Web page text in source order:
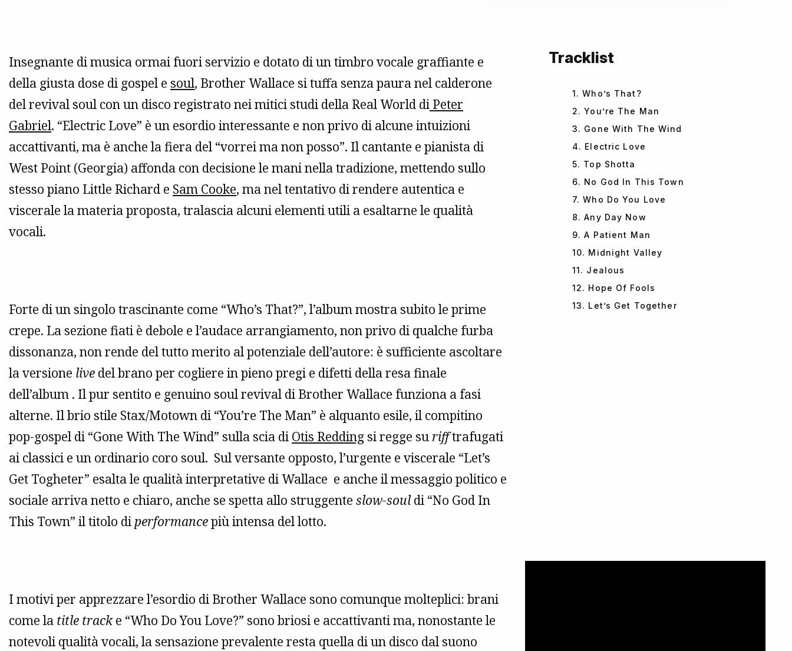
Insegnante di musica ormai fuori servizio e dotato di un timbro vocale graffiante e
della giusta dose di gospel e soul, Brother Wallace si tuffa senza paura nel calderone
del revival soul con un disco registrato nei mitici studi della Real World di Peter
Gabriel. “Electric Love” è un esordio interessante e non privo di alcune intuizioni
accattivanti, ma è anche la fiera del “vorrei ma non posso”. Il cantante e pianista di
West Point (Georgia) affonda con decisione le mani nella tradizione, mettendo sullo
stesso piano Little Richard e Sam Cooke, ma nel tentativo di rendere autentica e
viscerale la materia proposta, tralascia alcuni elementi utili a esaltarne le qualità
vocali.
Forte di un singolo trascinante come “Who’s That?”, l’album mostra subito le prime
crepe. La sezione fiati è debole e l’audace arrangiamento, non privo di qualche furba
dissonanza, non rende del tutto merito al potenziale dell’autore: è sufficiente ascoltare
la versione live del brano per cogliere in pieno pregi e difetti della resa finale
dell’album . Il pur sentito e genuino soul revival di Brother Wallace funziona a fasi
alterne. Il brio stile Stax/Motown di “You’re The Man” è alquanto esile, il compitino
pop-gospel di “Gone With The Wind” sulla scia di Otis Reddingsi regge su rifftrafugati
ai classici e un ordinario coro soul. Sul versante opposto, l’urgente e viscerale “Let’s
Get Togheter” esalta le qualità interpretative di Wallace e anche il messaggio politico e
sociale arriva netto e chiaro, anche se spetta allo struggente slow-souldi “No God In
This Town” il titolo di performancepiù intensa del lotto.
I motivi per apprezzare l’esordio di Brother Wallace sono comunque molteplici: brani
come la title tracke “Who Do You Love?” sono briosi e accattivanti ma, nonostante le
notevoli qualità vocali, la sensazione prevalente resta quella di un disco dal suono
Tracklist
1. Who’s That?
2. You’re The Man
3. Gone With The Wind
4. Electric Love
5. Top Shotta
6. No God In This Town
7. Who Do You Love
8. Any Day Now
9. A Patient Man
10. Midnight Valley
11. Jealous
12. Hope Of Fools
13. Let’s Get Together